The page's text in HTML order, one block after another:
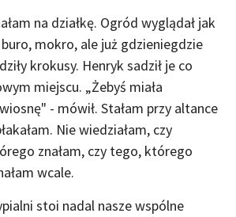
na działkę. Ogród wyglądał jak
mokro, ale już gdzieniegdzie
krokusy. Henryk sadził je co
miejscu. „Żebyś miała
- mówił. Stałam przy altance
Nie wiedziałam, czy
znałam, czy tego, którego
wcale.
stoi nadal nasze wspólne